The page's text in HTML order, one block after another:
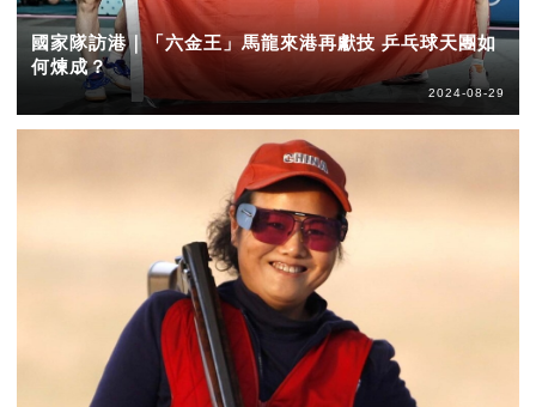
國家隊訪港｜「六金王」馬龍來港再獻技 乒乓球天團如
何煉成？
2024-08-29